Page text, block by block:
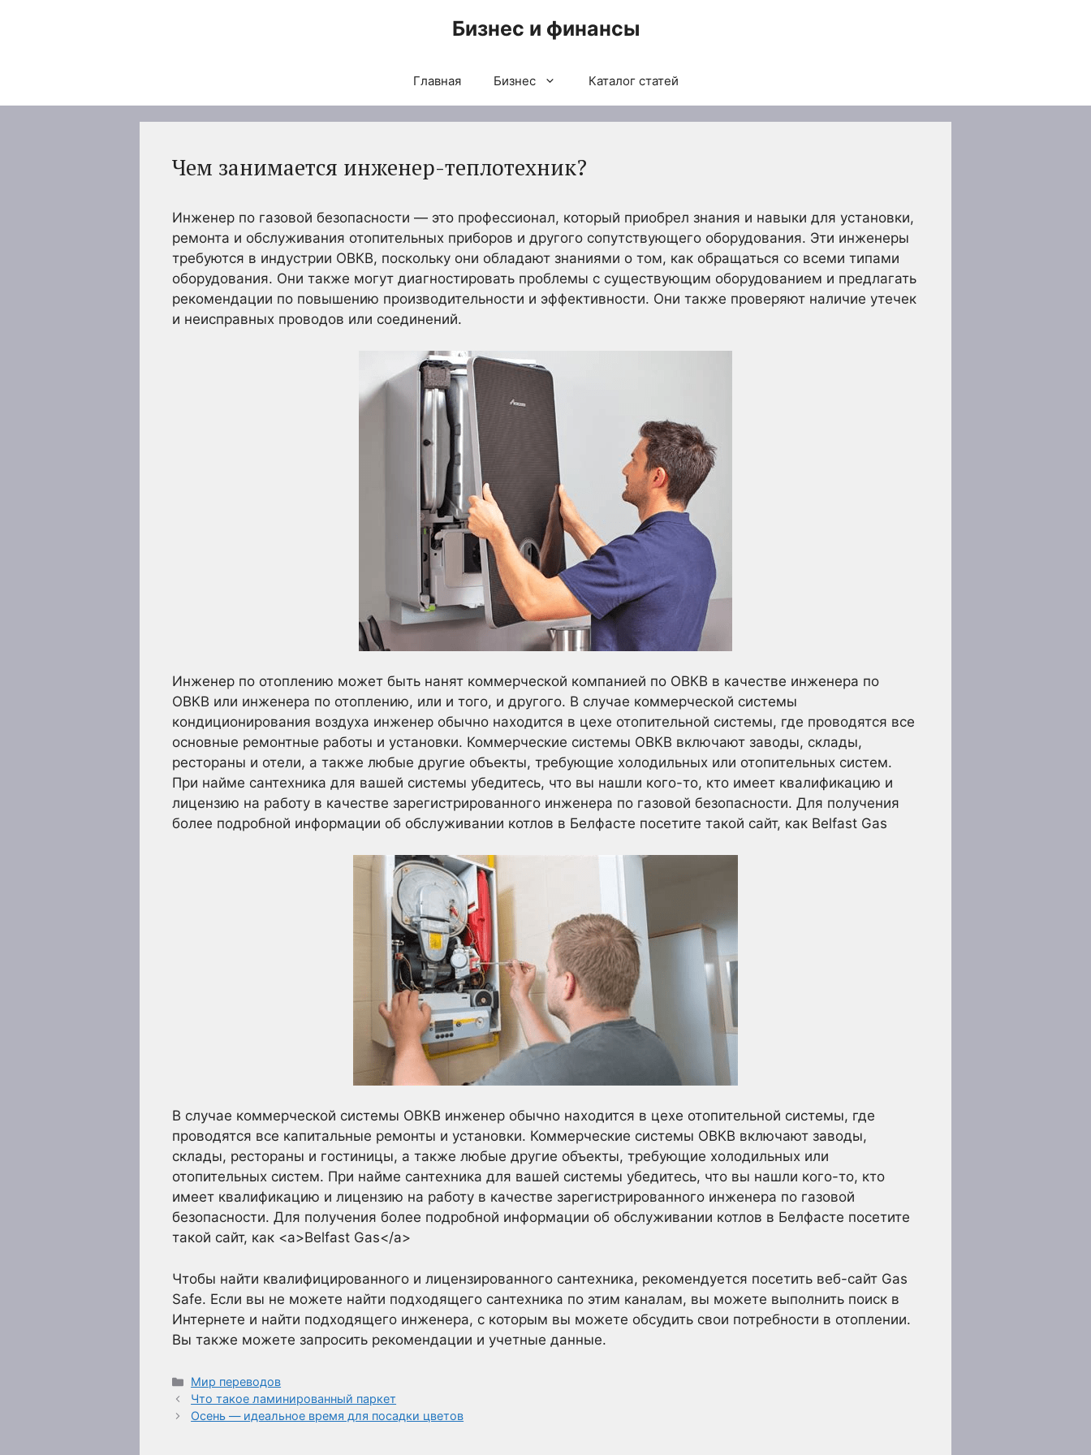
Бизнес и финансы
Главная Бизнес Каталог статей
Чем занимается инженер-теплотехник?
Инженер по газовой безопасности — это профессионал, который приобрел знания и навыки для установки,
ремонта и обслуживания отопительных приборов и другого сопутствующего оборудования. Эти инженеры
требуются в индустрии ОВКВ, поскольку они обладают знаниями о том, как обращаться со всеми типами
оборудования. Они также могут диагностировать проблемы с существующим оборудованием и предлагать
рекомендации по повышению производительности и эффективности. Они также проверяют наличие утечек
и неисправных проводов или соединений.
Инженер по отоплению может быть нанят коммерческой компанией по ОВКВ в качестве инженера по
ОВКВ или инженера по отоплению, или и того, и другого. В случае коммерческой системы
кондиционирования воздуха инженер обычно находится в цехе отопительной системы, где проводятся все
основные ремонтные работы и установки. Коммерческие системы ОВКВ включают заводы, склады,
рестораны и отели, а также любые другие объекты, требующие холодильных или отопительных систем.
При найме сантехника для вашей системы убедитесь, что вы нашли кого-то, кто имеет квалификацию и
лицензию на работу в качестве зарегистрированного инженера по газовой безопасности. Для получения
более подробной информации об обслуживании котлов в Белфасте посетите такой сайт, как Belfast Gas
В случае коммерческой системы ОВКВ инженер обычно находится в цехе отопительной системы, где
проводятся все капитальные ремонты и установки. Коммерческие системы ОВКВ включают заводы,
склады, рестораны и гостиницы, а также любые другие объекты, требующие холодильных или
отопительных систем. При найме сантехника для вашей системы убедитесь, что вы нашли кого-то, кто
имеет квалификацию и лицензию на работу в качестве зарегистрированного инженера по газовой
безопасности. Для получения более подробной информации об обслуживании котлов в Белфасте посетите
такой сайт, как <a>Belfast Gas</a>
Чтобы найти квалифицированного и лицензированного сантехника, рекомендуется посетить веб-сайт Gas
Safe. Если вы не можете найти подходящего сантехника по этим каналам, вы можете выполнить поиск в
Интернете и найти подходящего инженера, с которым вы можете обсудить свои потребности в отоплении.
Вы также можете запросить рекомендации и учетные данные.
Рубрики
Мир переводов
Что такое ламинированный паркет
Осень — идеальное время для посадки цветов